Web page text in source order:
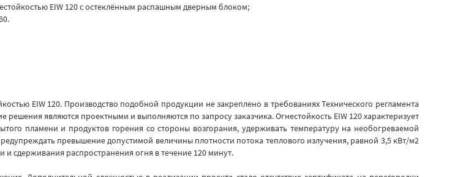
EIW 120 с остеклённым распашным дверным блоком;
EIW 120. Производство подобной продукции не закреплено в требованиях Технического регламента
являются проектными и выполняются по запросу заказчика. Огнестойкость EIW 120 характеризует
пламени и продуктов горения со стороны возгорания, удерживать температуру на необогреваемой
превышение допустимой величины плотности потока теплового излучения, равной 3,5 кВт/м2
и сдерживания распространения огня в течение 120 минут.